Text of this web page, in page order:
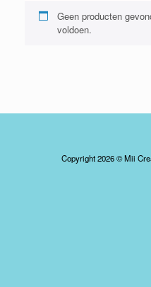
Geen producten
voldoen.
Copyright 2026 © Mii